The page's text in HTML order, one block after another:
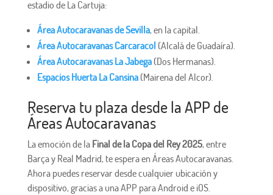
estadio de La Cartuja:
Área Autocaravanas de Sevilla, en la capital.
Área Autocaravanas Carcaracol (Alcalá de Guadaíra).
Área Autocaravanas La Jabega(Dos Hermanas).
Espacios Huerta La Cansina (Mairena del Alcor).
Reserva tu plaza desde la APP de
Áreas Autocaravanas
La emoción de la Final de la Copa del Rey 2025, entre
Barça y Real Madrid, te espera en Áreas Autocaravanas.
Ahora puedes reservar desde cualquier ubicación y
dispositivo, gracias a una APP para Android e iOS.